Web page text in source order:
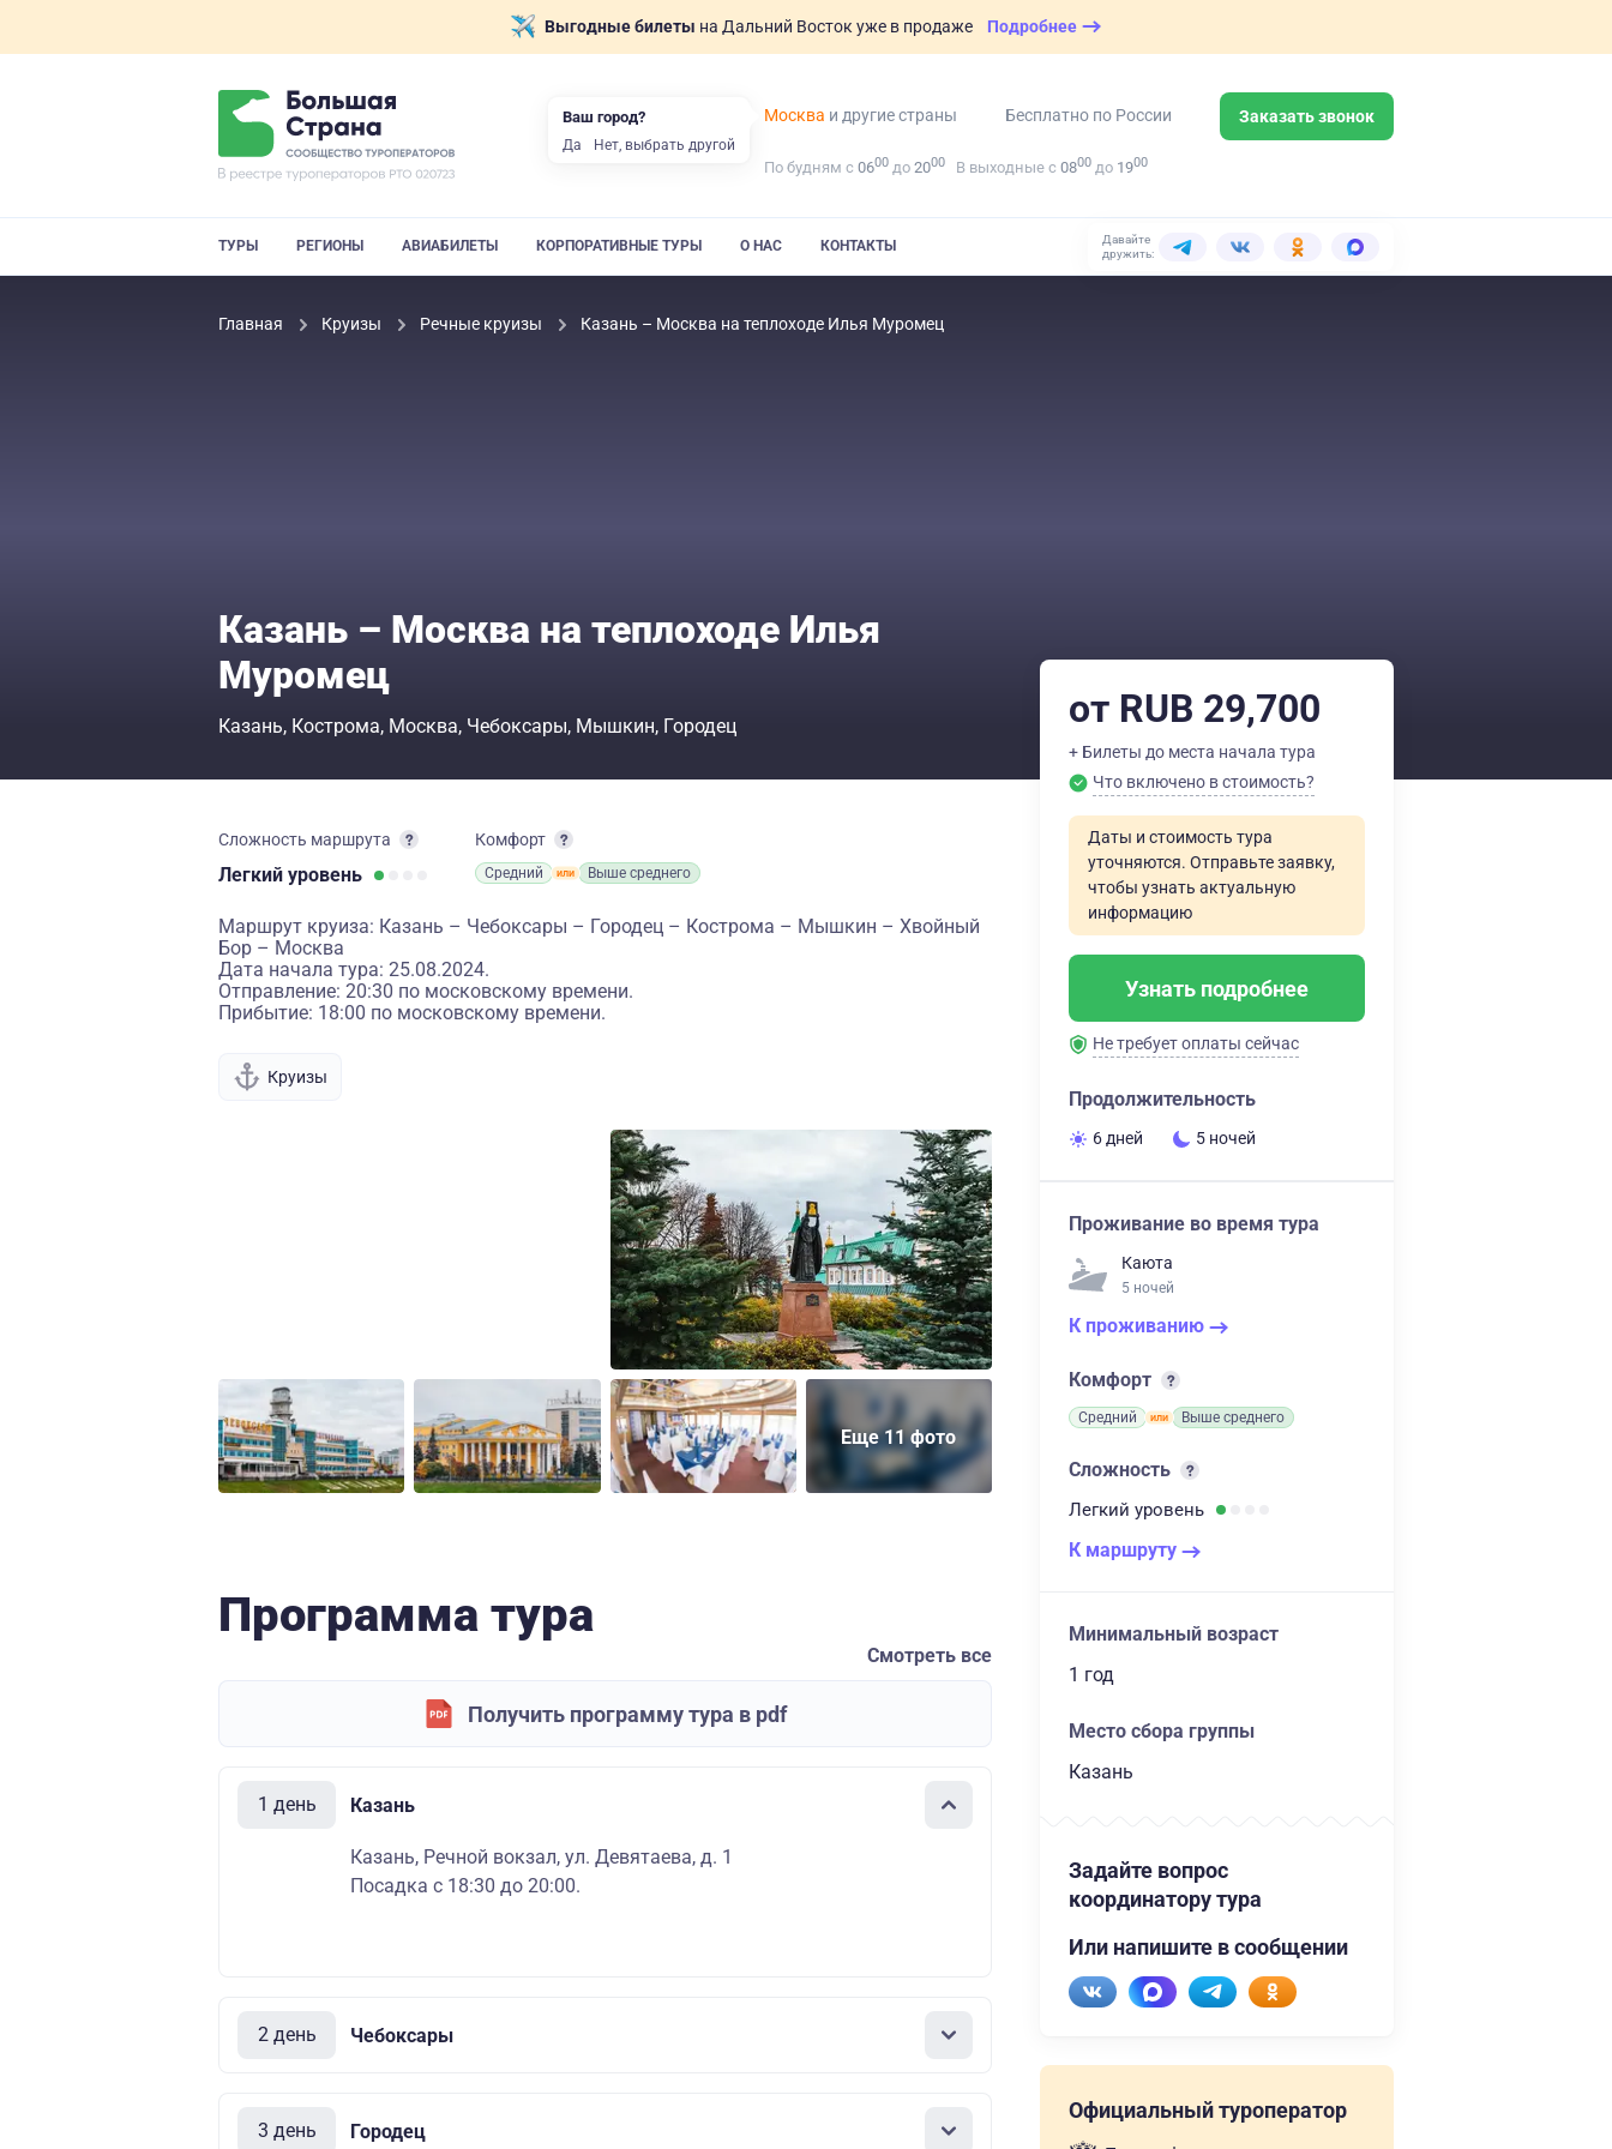
Выгодные билеты на Дальний Восток уже в продаже Подробнее
Москва и другие страны Бесплатно по России Заказать звонок
По будням с 0600 до 2000 В выходные с 0800 до 1900
ТУРЫ РЕГИОНЫ АВИАБИЛЕТЫ КОРПОРАТИВНЫЕ ТУРЫ О НАС КОНТАКТЫ
Давайте
дружить:
Главная Круизы Речные круизы Казань – Москва на теплоходе Илья Муромец
Казань – Москва на теплоходе Илья
Муромец
Казань Кострома Москва Чебоксары Мышкин Городец
Сложность маршрута
Легкий уровень
Комфорт
Средний Выше среднего
Маршрут круиза: Казань – Чебоксары – Городец – Кострома – Мышкин – Хвойный
Бор – Москва
Дата начала тура: 25.08.2024.
Отправление: 20:30 по московскому времени.
Прибытие: 18:00 по московскому времени.
Круизы
Еще 11 фото
Программа тура
Смотреть все
Получить программу тура в pdf
1 день Казань
Казань, Речной вокзал, ул. Девятаева, д. 1
Посадка с 18:30 до 20:00.
2 день Чебоксары
3 день Городец
от RUB 29,700
+ Билеты до места начала тура
Что включено в стоимость?
Даты и стоимость тура
уточняются. Отправьте заявку,
чтобы узнать актуальную
информацию
Узнать подробнее
Не требует оплаты сейчас
Продолжительность
6 дней 5 ночей
Проживание во время тура
Каюта
5 ночей
К проживанию
Комфорт
Средний Выше среднего
Сложность
Легкий уровень
К маршруту
Минимальный возраст
1 год
Место сбора группы
Казань
Задайте вопрос
координатору тура
Или напишите в сообщении
Официальный туроператор
Ваш город?
Да Нет, выбрать другой